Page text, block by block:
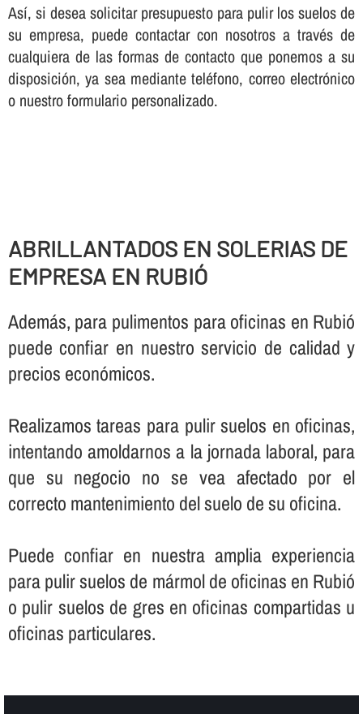
Así­, si desea solicitar presupuesto para pulir los suelos de
su empresa, puede contactar con nosotros a través de
cualquiera de las formas de contacto que ponemos a su
disposición, ya sea mediante teléfono, correo electrónico
o nuestro formulario personalizado.
ABRILLANTADOS EN SOLERIAS DE
EMPRESA EN RUBIÓ
Además, para pulimentos para oficinas en Rubió
puede confiar en nuestro servicio de calidad y
precios económicos.
Realizamos tareas para pulir suelos en oficinas,
intentando amoldarnos a la jornada laboral, para
que su negocio no se vea afectado por el
correcto mantenimiento del suelo de su oficina.
Puede confiar en nuestra amplia experiencia
para pulir suelos de mármol de oficinas en Rubió
o pulir suelos de gres en oficinas compartidas u
oficinas particulares.